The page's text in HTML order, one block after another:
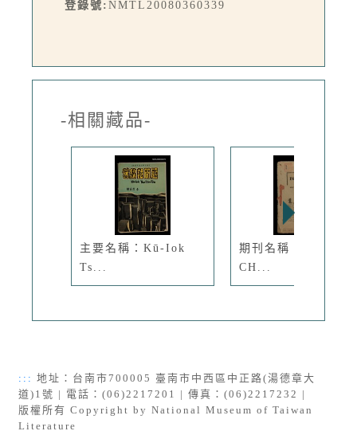
登錄號: NMTL20080360339
-相關藏品-
主要名稱：Kū-Iok
Ts...
期刊名稱：PHÔ-
CH...
::: 地址：台南市700005 臺南市中西區中正路(湯德章大
道)1號 | 電話：(06)2217201 | 傳真：(06)2217232 |
版權所有 Copyright by National Museum of Taiwan
Literature